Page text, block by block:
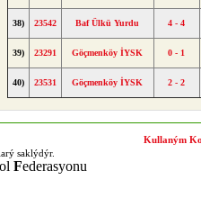
38) 23542 Baf Ülkü Yurdu 4 - 4
39) 23291 Göçmenköy İYSK 0 - 1
40) 23531 Göçmenköy İYSK 2 - 2
saklýdýr.
Federasyonu
Kullaným